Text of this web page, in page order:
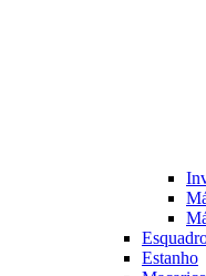
Estanho